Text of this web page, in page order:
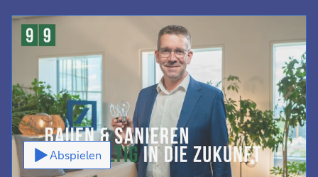
Abspielen
Video